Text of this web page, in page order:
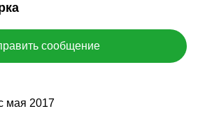
сообщение
мая 2017